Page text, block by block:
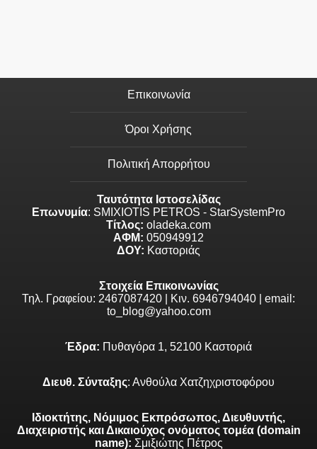
Επικοινωνία
Όροι Χρήσης
Πολιτική Απορρήτου
Ταυτότητα Ιστοσελίδας
Επωνυμία: SMIXIOTIS PETROS - StarSystemPro
Τίτλος: oladeka.com
ΑΦΜ: 050949912
ΔΟΥ: Καστοριάς
Στοιχεία Επικοινωνίας
Τηλ. Γραφείου: 2467087420 | Κιν. 6946794040 | email:
to_blog@yahoo.com
Έδρα: Πυθαγόρα 1, 52100 Καστοριά
Διευθ. Σύνταξης: Ανθούλα Χατζηχριστοφόρου
Ιδιοκτήτης, Νόμιμος Εκπρόσωπος, Διευθυντής,
Διαχειριστής και Δικαιούχος ονόματος τομέα (domain
name): Σμιξιώτης Πέτρος